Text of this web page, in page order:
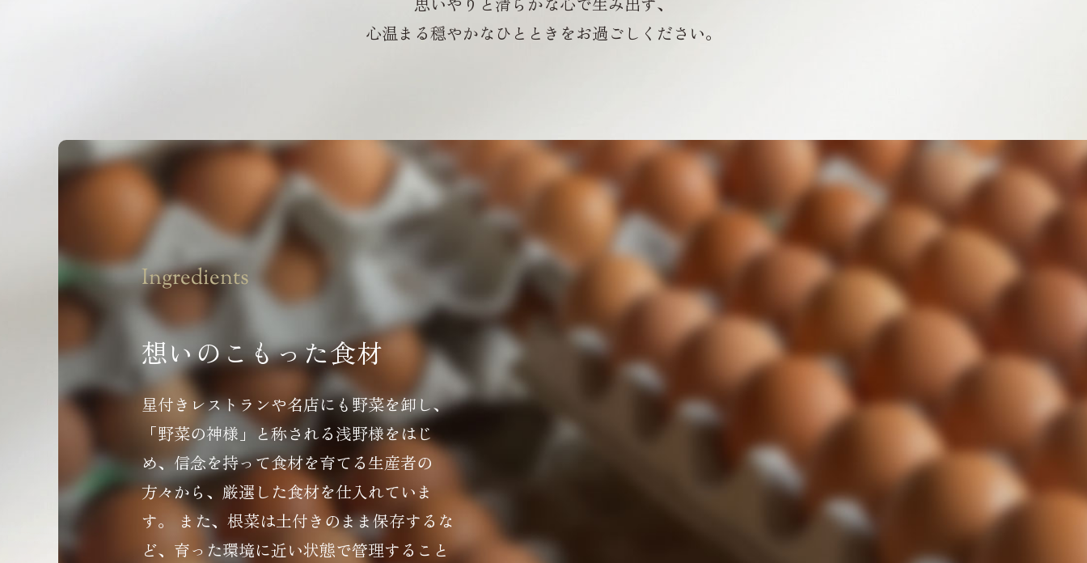
心温まる穏やかなひとときをお過ごしください。
Ingredients
想いのこもった食材
星付きレストランや名店にも野菜を卸し、
「野菜の神様」と称される浅野様をはじ
め、信念を持って食材を育てる生産者の
方々から、厳選した食材を仕入れていま
す。 また、根菜は土付きのまま保存するな
ど、育った環境に近い状態で管理すること